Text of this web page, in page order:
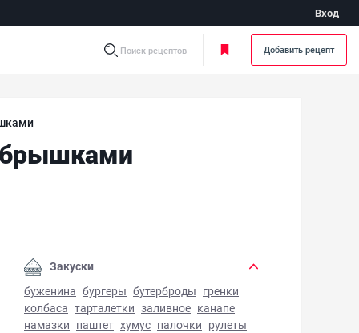
Вход
Поиск рецептов Добавить рецепт
в мультиварке с копчеными ребрышками - фото
Закуски
буженина бургеры бутерброды гренки
колбаса тарталетки заливное канапе
намазки паштет хумус палочки рулеты